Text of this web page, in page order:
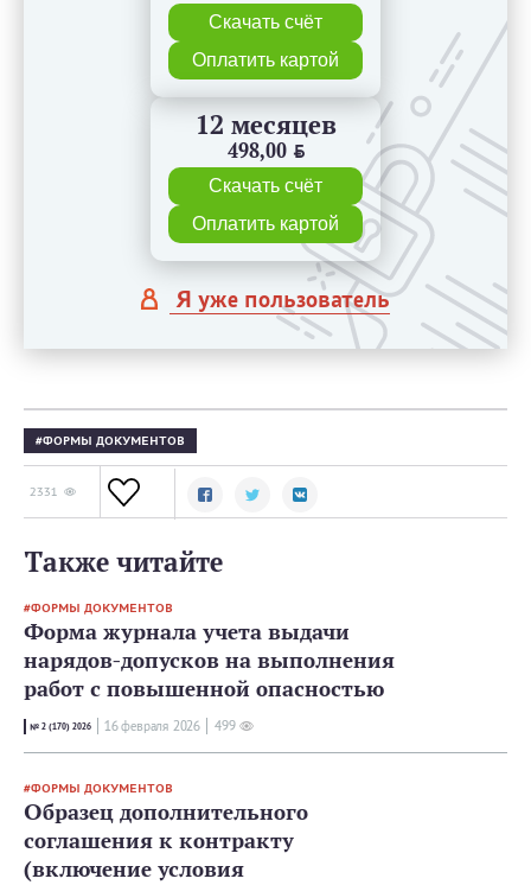
Скачать счёт
Оплатить картой
12 месяцев
498,00 BYN
Скачать счёт
Оплатить картой
Я уже пользователь
ФОРМЫ ДОКУМЕНТОВ
2331
Также читайте
ФОРМЫ ДОКУМЕНТОВ
Форма журнала учета выдачи
нарядов-допусков на выполнения
работ с повышенной опасностью
№ 2 (170) 2026 16 февраля 2026 499
ФОРМЫ ДОКУМЕНТОВ
Образец дополнительного
соглашения к контракту
(включение условия